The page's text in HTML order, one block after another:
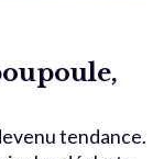
tendance.